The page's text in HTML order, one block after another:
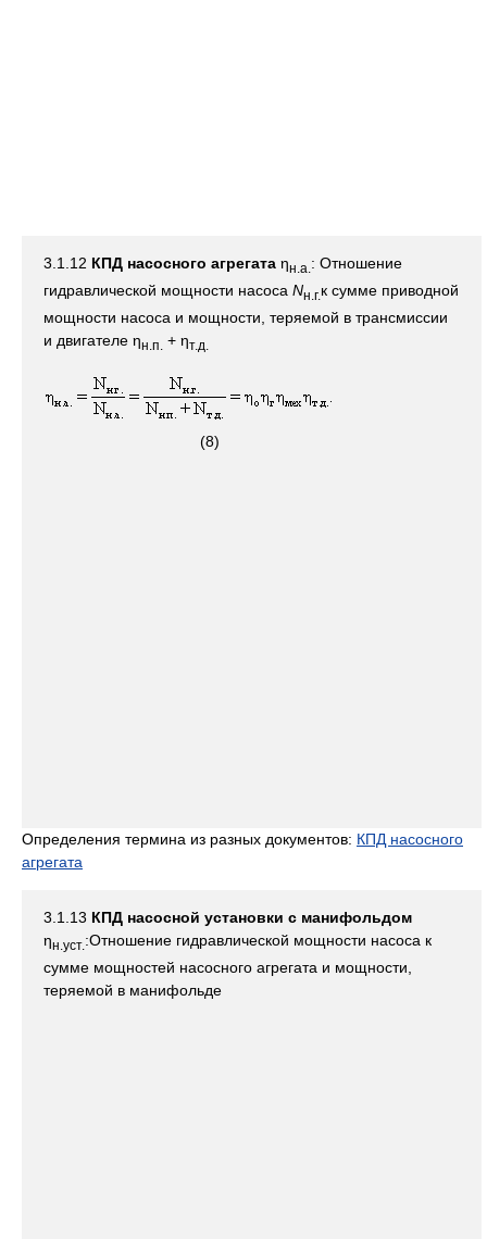
3.1.12 КПД насосного агрегата ηн.а. : Отношение
гидравлической мощности насоса Nн.г. к сумме приводной
мощности насоса и мощности, теряемой в трансмиссии
и двигателе ηн.п. + ηт.д.
(8)
Определения термина из разных документов: КПД насосного
агрегата
3.1.13 КПД насосной установки с манифольдом
ηн.уст. :Отношение гидравлической мощности насоса к
сумме мощностей насосного агрегата и мощности,
теряемой в манифольде